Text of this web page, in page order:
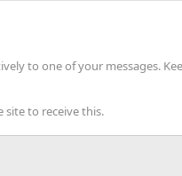
to one of your messages.
site to receive this.